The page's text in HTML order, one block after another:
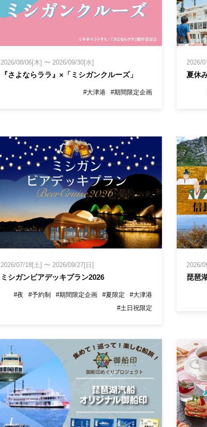
2026/08/06[木] 〜 2026/09/30[水]
『さよならララ』×「ミシガンクルーズ」
#大津港 #期間限定企画
2026/
夏休
2026/07/18[土] 〜 2026/09/27[日]
ミシガンビアデッキプラン2026
#夜 #予約制 #期間限定企画 #夏限定
#大津港
#土日祝限定
2026/
琵琶